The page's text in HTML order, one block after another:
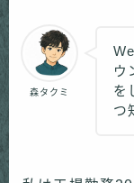
森タクミ
ウ
を
つ